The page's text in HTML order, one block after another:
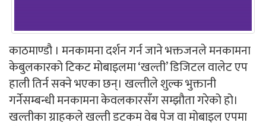
काठमाण्डौ । मनकामना दर्शन गर्न जाने भक्तजनले मनकामना
केबुलकारको टिकट मोबाइलमा ‘खल्ती’ डिजिटल वालेट एप
हाली तिर्न सक्ने भएका छन्। खल्तीले शुल्क भुक्तानी
गर्नेसम्बन्धी मनकामना केवलकारसँग सम्झौता गरेको हो।
खल्तीका ग्राहकले खल्ती डटकम वेब पेज वा मोबाइल एपमा